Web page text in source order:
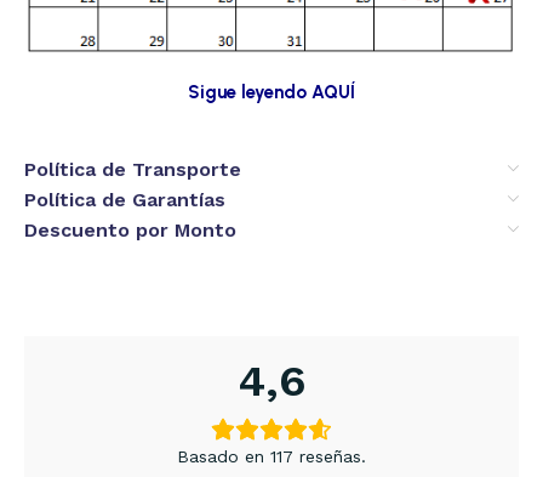
Sigue leyendo AQUÍ
Política de Transporte
Política de Garantías
Descuento por Monto
4,6
Basado en 117 reseñas.